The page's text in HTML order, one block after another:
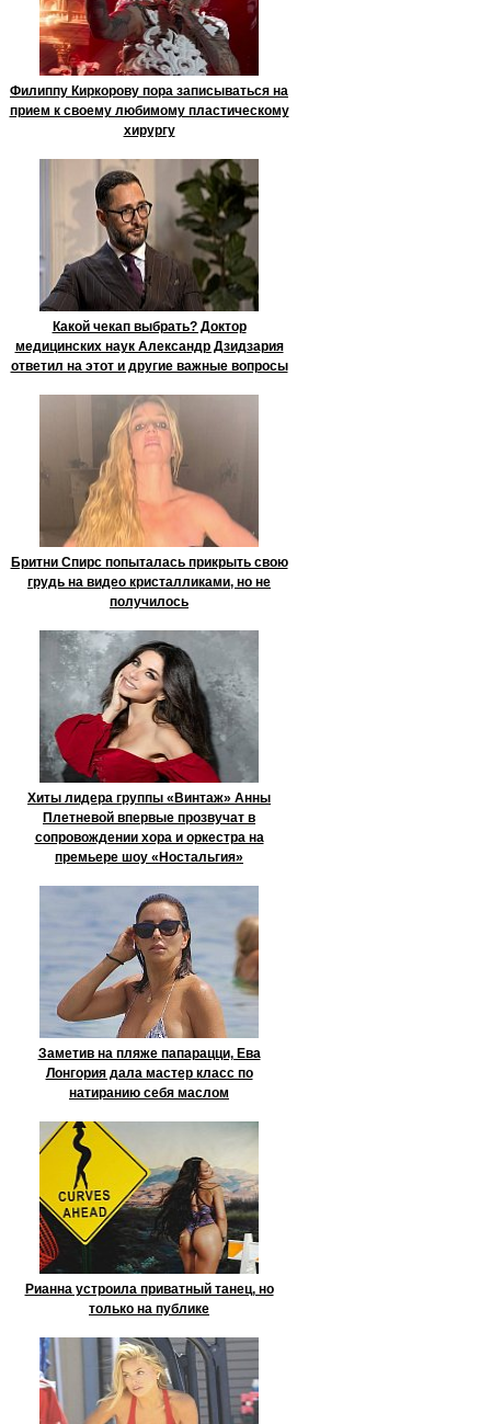
Филиппу Киркорову пора записываться на
прием к своему любимому пластическому
хирургу
Какой чекап выбрать? Доктор
медицинских наук Александр Дзидзария
ответил на этот и другие важные вопросы
Бритни Спирс попыталась прикрыть свою
грудь на видео кристалликами, но не
получилось
Хиты лидера группы «Винтаж» Анны
Плетневой впервые прозвучат в
сопровождении хора и оркестра на
премьере шоу «Ностальгия»
Заметив на пляже папарацци, Ева
Лонгория дала мастер класс по
натиранию себя маслом
Рианна устроила приватный танец, но
только на публике